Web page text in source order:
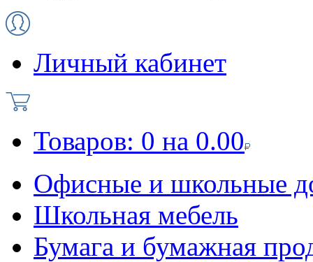
Личный кабинет
Товаров: 0 на 0.00
Офисные и школьные
Школьная мебель
Бумага и бумажная